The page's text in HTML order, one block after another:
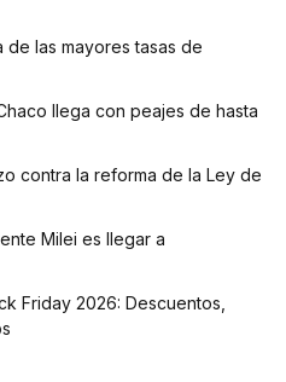
de las mayores tasas de
llega con peajes de hasta
contra la reforma de la Ley de
Milei es llegar a
Friday 2026: Descuentos,